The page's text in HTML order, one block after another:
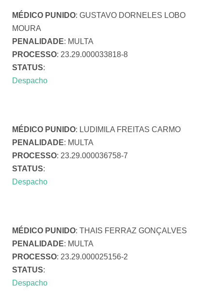
MÉDICO PUNIDO: GUSTAVO DORNELES LOBO
MOURA
PENALIDADE: MULTA
PROCESSO: 23.29.000033818-8
STATUS:
Despacho
MÉDICO PUNIDO: LUDIMILA FREITAS CARMO
PENALIDADE: MULTA
PROCESSO: 23.29.000036758-7
STATUS:
Despacho
MÉDICO PUNIDO: THAIS FERRAZ GONÇALVES
PENALIDADE: MULTA
PROCESSO: 23.29.000025156-2
STATUS:
Despacho